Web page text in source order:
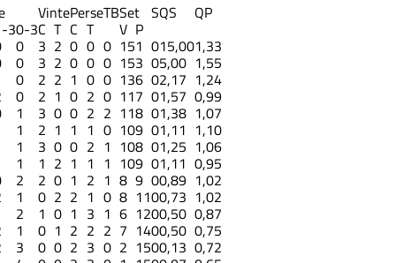
VintePerseTBSet SQS QP
30-3C T C T V P
0 3 2 0 0 0 151 015,001,33
0 3 2 0 0 0 153 05,00 1,55
0 2 2 1 0 0 136 02,17 1,24
0 2 1 0 2 0 117 01,57 0,99
1 3 0 0 2 2 118 01,38 1,07
1 2 1 1 1 0 109 01,11 1,10
1 3 0 0 2 1 108 01,25 1,06
1 1 2 1 1 1 109 01,11 0,95
2 2 0 1 2 1 8 9 00,89 1,02
1 0 2 2 1 0 8 1100,73 1,02
2 1 0 1 3 1 6 1200,50 0,87
1 0 1 2 2 2 7 1400,50 0,75
3 0 0 2 3 0 2 1500,13 0,72